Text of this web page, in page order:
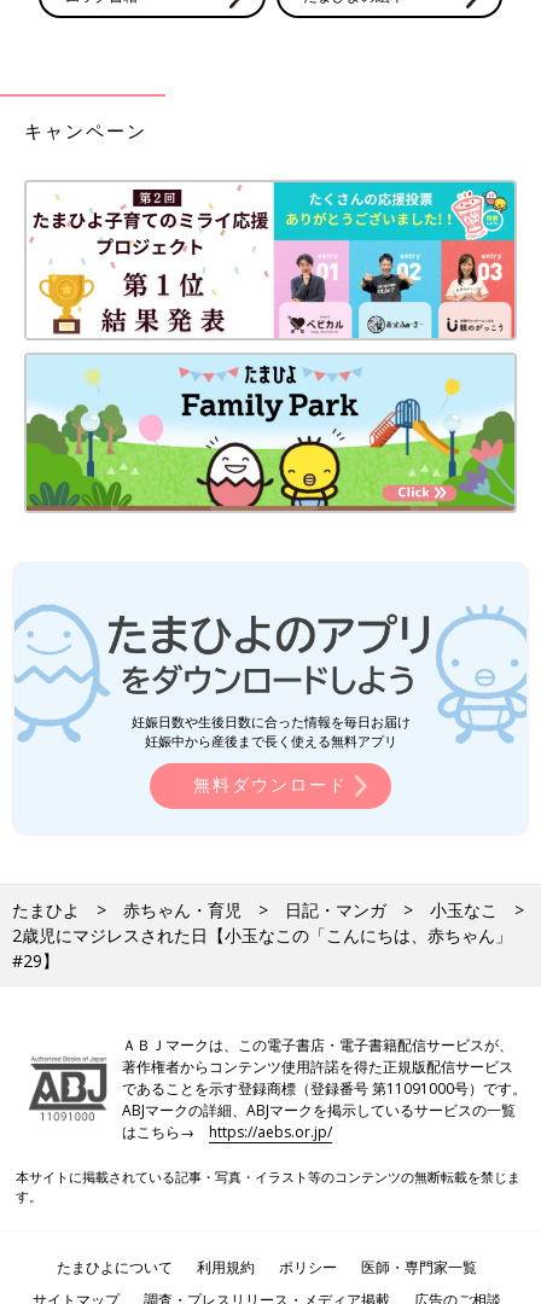
キャンペーン
妊娠日数や生後日数に合った情報を毎日お届け
妊娠中から産後まで長く使える無料アプリ
無料ダウンロード
たまひよ 赤ちゃん・育児 日記・マンガ
小玉なこ
2歳児にマジレスされた日【小玉なこの「こんにちは、赤ちゃん」
#29】
ＡＢＪマークは、この電子書店・電子書籍配信サービスが、
著作権者からコンテンツ使用許諾を得た正規版配信サービス
であることを示す登録商標（登録番号 第11091000号）です。
ABJマークの詳細、ABJマークを掲示しているサービスの一覧
はこちら→https://aebs.or.jp/
本サイトに掲載されている記事・写真・イラスト等のコンテンツの無断転載を禁じま
す。
たまひよについて 利用規約 ポリシー
医師・専門家一覧